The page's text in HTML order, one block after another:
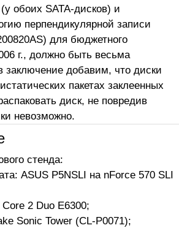
обоих SATA-дисков) и
перпендикулярной записи
для бюджетного
г., должно быть весьма
заключение добавим, что диски
пакетах заклеенных
диск, не повредив
невозможно.
стенда:
ASUS P5NSLI на nForce 570 SLI
2 Duo E6300;
Sonic Tower (CL-P0071);